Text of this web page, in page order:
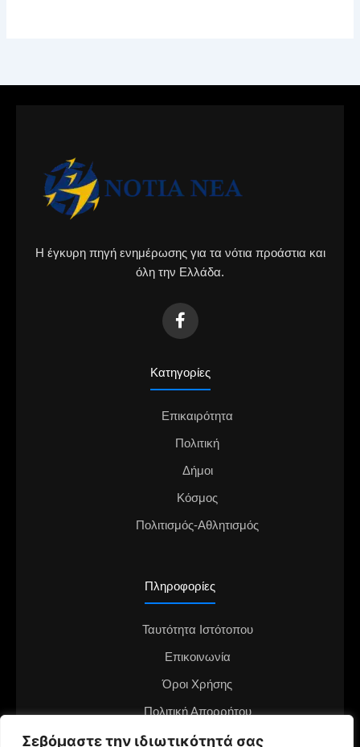
Σεβόμαστε την ιδιωτικότητά σας
Η έγκυρη πηγή ενημέρωσης για τα νότια προάστια και
όλη την Ελλάδα.
Κατηγορίες
Επικαιρότητα
Πολιτική
Δήμοι
Κόσμος
Πολιτισμός-Αθλητισμός
Πληροφορίες
Ταυτότητα Ιστότοπου
Επικοινωνία
Όροι Χρήσης
Πολιτική Απορρήτου
Διαφημιστείτε στο notianea.gr